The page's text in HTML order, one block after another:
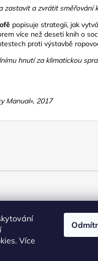
Více
zastavit a zvrátit směřování
popisuje strategii, jak
více než deseti knih o
proti výstavbě
hnutí za klimatickou
Manual», 2017